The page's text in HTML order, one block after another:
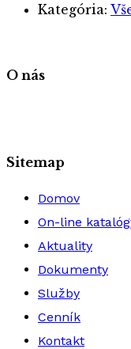
Kategória:
O nás
Sitemap
Domov
On-line
Aktuality
Dokumenty
Služby
Cenník
Kontakt